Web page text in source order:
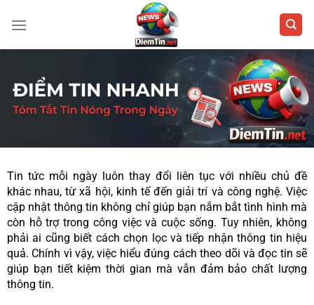
qua
Tin tức mỗi ngày luôn thay đổi liên tục với nhiều chủ đề
khác nhau, từ xã hội, kinh tế đến giải trí và công nghệ. Việc
cập nhật thông tin không chỉ giúp bạn nắm bắt tình hình mà
còn hỗ trợ trong công việc và cuộc sống. Tuy nhiên, không
phải ai cũng biết cách chọn lọc và tiếp nhận thông tin hiệu
quả. Chính vì vậy, việc hiểu đúng cách theo dõi và đọc tin sẽ
giúp bạn tiết kiệm thời gian mà vẫn đảm bảo chất lượng
thông tin.